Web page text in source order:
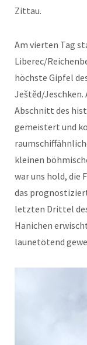
Zittau.
Am vierten Tag
Liberec/
höchste Gipfel
Ještěd/Jeschken.
Abschnitt des
gemeistert und
kleinen
war uns hold, die
das
letzten Drittel
Hanichen
launetötend